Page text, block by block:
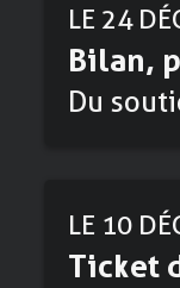
LE 24
Bilan,
Du
LE 10
Ticket